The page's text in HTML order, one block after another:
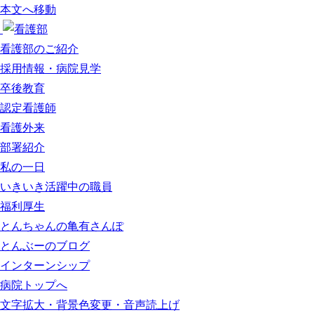
本文へ移動
看護部のご紹介
採用情報・病院見学
卒後教育
認定看護師
看護外来
部署紹介
私の一日
いきいき活躍中の職員
福利厚生
とんちゃんの亀有さんぽ
とんぶーのブログ
インターンシップ
病院トップへ
文字拡大・ 背景色変更・音声読上げ